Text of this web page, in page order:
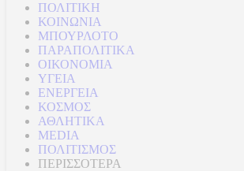
ΠΟΛΙΤΙΚΗ
ΚΟΙΝΩΝΙΑ
ΜΠΟΥΡΛΟΤΟ
ΠΑΡΑΠΟΛΙΤΙΚΑ
ΟΙΚΟΝΟΜΙΑ
ΥΓΕΙΑ
ΕΝΕΡΓΕΙΑ
ΚΟΣΜΟΣ
ΑΘΛΗΤΙΚΑ
MEDIA
ΠΟΛΙΤΙΣΜΟΣ
ΠΕΡΙΣΣΟΤΕΡΑ